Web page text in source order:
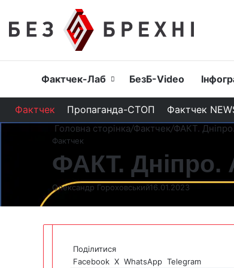
Головна
Фактчек-Лаб БезБ-Video
Фактчек Пропаганда-СТОП Фактчек
Головна сторінка/Фактчек/ФАКТ. Дніпро.
Фактчек
ФАКТ. Дніпро.
Олександр Гороховський16.01.2023
Поділитися
Facebook X WhatsApp Telegram